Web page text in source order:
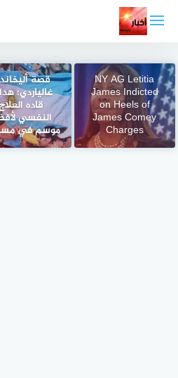
المحتوى
NY AG Letitia
James Indicted
on Heels of
James Comey
Charges
قصة
غالياردي:
قاده
النفسي
موسم في